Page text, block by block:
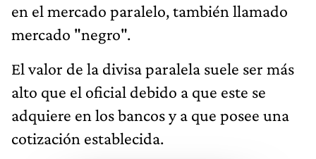
en el mercado paralelo, también llamado
mercado "negro".
El valor de la divisa paralela suele ser más
alto que el oficial debido a que este se
adquiere en los bancos y a que posee una
cotización establecida.